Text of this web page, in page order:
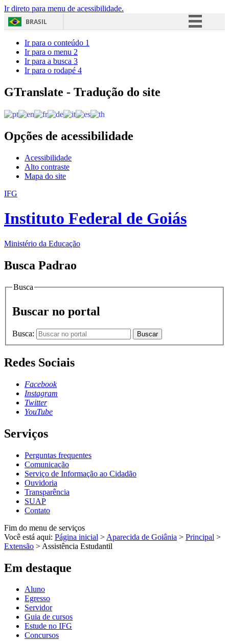
Ir direto para menu de acessibilidade.
BRASIL
Acesso à informação
Ir para o conteúdo 1
Ir para o menu 2
Ir para a busca 3
Ir para o rodapé 4
GTranslate - Tradução do site
Opções de acessibilidade
Acessibilidade
Alto contraste
Mapa do site
IFG
Instituto Federal de Goiás
Ministério da Educação
Busca Padrao
Busca
Buscar no portal
Busca: Buscar
Redes Sociais
Facebook
Instagram
Twitter
YouTube
Serviços
Perguntas frequentes
Comunicação
Serviço de Informação ao Cidadão
Ouvidoria
Transparência
SUAP
Contato
Fim do menu de serviços
Você está aqui: Página inicial > Aparecida de Goiânia > Principal >
Extensão > Assistência Estudantil
Em destaque
Aluno
Egresso
Servidor
Guia de cursos
Estude no IFG
Concursos